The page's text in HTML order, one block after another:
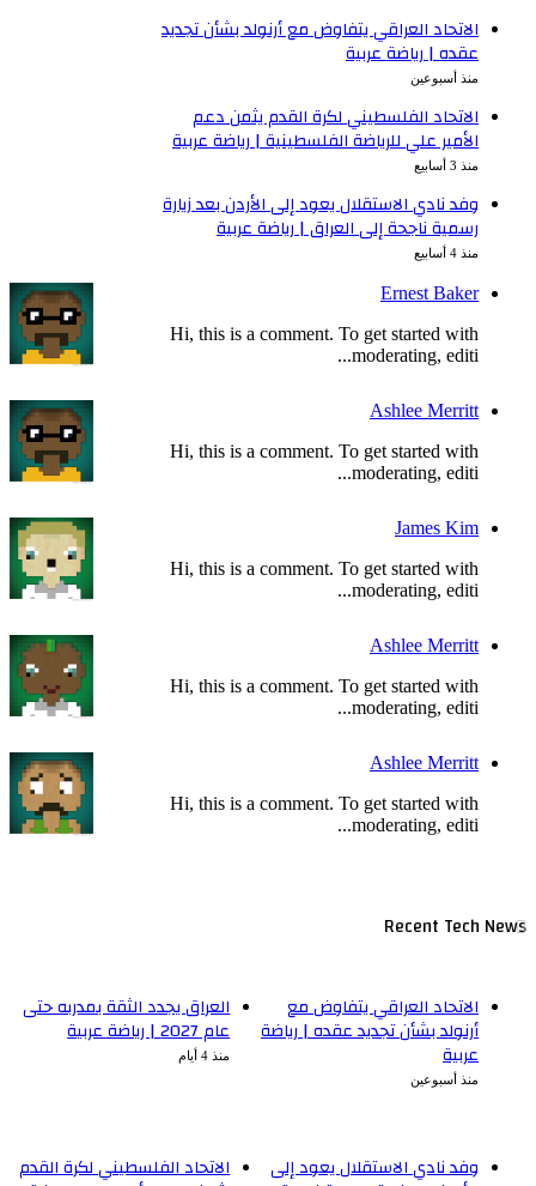
الاتحاد العراقي يتفاوض مع أرنولد بشأن تجديد
عقده | رياضة عربية
منذ أسبوعين
الاتحاد الفلسطيني لكرة القدم يثمن دعم
الأمير علي للرياضة الفلسطينية | رياضة عربية
منذ 3 أسابيع
وفد نادي الاستقلال يعود إلى الأردن بعد زيارة
رسمية ناجحة إلى العراق | رياضة عربية
منذ 4 أسابيع
Ernest Baker
Hi, this is a comment. To get started with
moderating, editi...
Ashlee Merritt
Hi, this is a comment. To get started with
moderating, editi...
James Kim
Hi, this is a comment. To get started with
moderating, editi...
Ashlee Merritt
Hi, this is a comment. To get started with
moderating, editi...
Ashlee Merritt
Hi, this is a comment. To get started with
moderating, editi...
Recent Tech News
العراق يجدد الثقة بمدربه حتى
عام 2027 | رياضة عربية
منذ 4 أيام
الاتحاد العراقي يتفاوض مع
أرنولد بشأن تجديد عقده | رياضة
عربية
منذ أسبوعين
الاتحاد الفلسطيني لكرة القدم وفد نادي الاستقلال يعود إلى